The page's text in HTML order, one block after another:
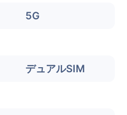
5G
デュアルSIM